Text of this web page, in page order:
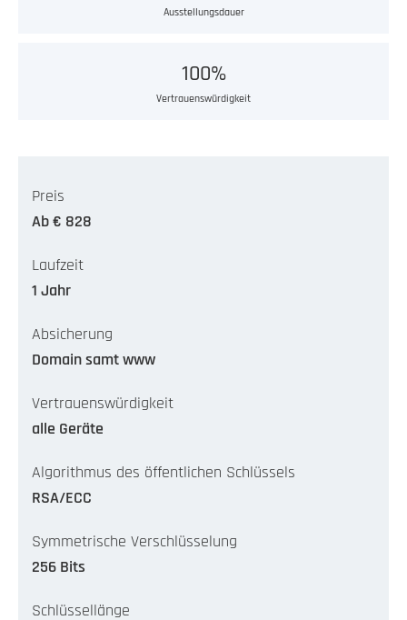
Ausstellungsdauer
100%
Vertrauenswürdigkeit
Preis
Ab € 828
Laufzeit
1 Jahr
Absicherung
Domain samt www
Vertrauenswürdigkeit
alle Geräte
Algorithmus des öffentlichen Schlüssels
RSA/ECC
Symmetrische Verschlüsselung
256 Bits
Schlüssellänge